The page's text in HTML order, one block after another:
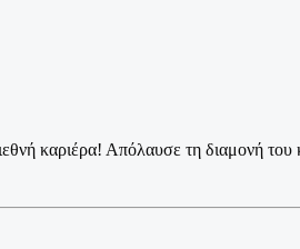
καριέρα! Απόλαυσε τη διαμονή